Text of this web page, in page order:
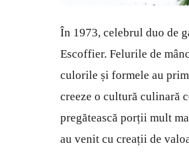
În 1973, celebrul duo de
Escoffier. Felurile de
culorile și formele au
creeze o cultură culinară
pregătească porții mult
au venit cu creații de